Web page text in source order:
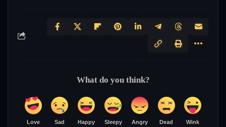
What do you think?
Love Sad Happy Sleepy Angry Dead Wink